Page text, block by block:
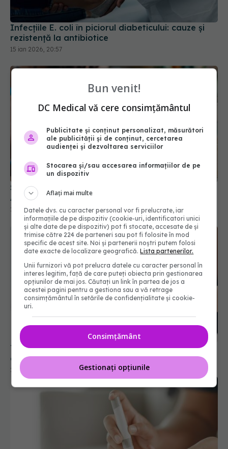
Infecțiile E. coli în piciorul diabeticului: cauze și
rezistență la antibiotice
15 ian 2026, 20:57
Simptomul banal care poate semnala diabetul.
Apare noaptea
22 feb 2025, 19:42
Tratamentul diabeticilor, schimbat total. Milioane
de diabetici vor trebui să se adapteze
28 iun 2025, 16:24
Bun venit!
DC Medical vă cere consimțământul
Publicitate și conținut personalizat, măsurători
ale publicității și de conținut, cercetarea
audienței și dezvoltarea serviciilor
Stocarea și/sau accesarea informațiilor de pe
un dispozitiv
Aflați mai multe
Datele dvs. cu caracter personal vor fi prelucrate, iar
informațiile de pe dispozitiv (cookie-uri, identificatori unici
și alte date de pe dispozitiv) pot fi stocate, accesate de și
trimise către 224 de parteneri sau pot fi folosite în mod
specific de acest site. Noi și partenerii noștri putem folosi
date exacte de localizare geografică.Lista partenerilor.
Unii furnizori vă pot prelucra datele cu caracter personal în
interes legitim, față de care puteți obiecta prin gestionarea
opțiunilor de mai jos. Căutați un link în partea de jos a
acestei pagini pentru a gestiona sau a vă retrage
consimțământul în setările de confidențialitate și cookie-
uri.
Consimțământ
Gestionați opțiunile